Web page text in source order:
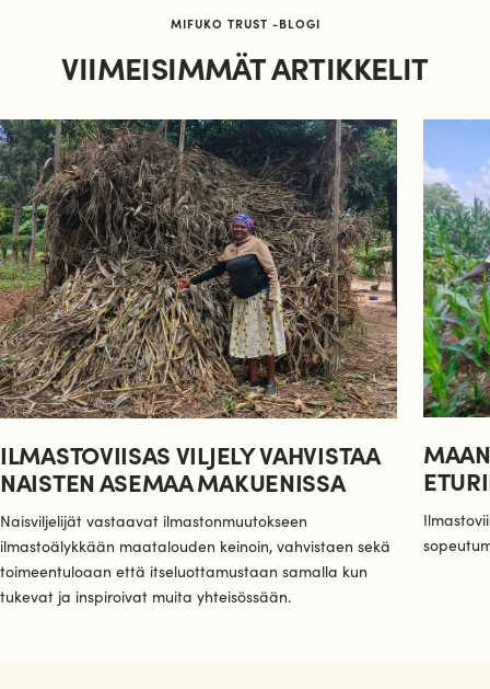
MIFUKO TRUST -BLOGI
VIIMEISIMMÄT ARTIKKELIT
ILMASTOVIISAS VILJELY VAHVISTAA
NAISTEN ASEMAA MAKUENISSA
Naisviljelijät vastaavat ilmastonmuutokseen
ilmastoälykkään maatalouden keinoin, vahvistaen sekä
toimeentuloaan että itseluottamustaan samalla kun
tukevat ja inspiroivat muita yhteisössään.